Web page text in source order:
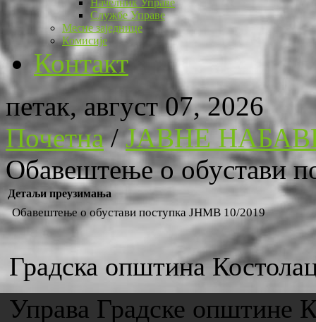
Начелник Управе
Службе Управе
Месне заједнице
Комисије
Контакт
петак, август 07, 2026
Почетна/ЈАВНЕ
Обавештење о обустави
Детаљи преузимања
Обавештење о обустави поступка ЈНМВ 10/2019
Градска општина
Управа Градске општине